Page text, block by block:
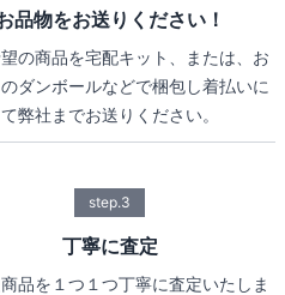
品物をお送りください！
の商品を宅配キット、または、お
ダンボールなどで梱包し着払いに
て弊社までお送りください。
step.3
丁寧に査定
品を１つ１つ丁寧に査定いたしま